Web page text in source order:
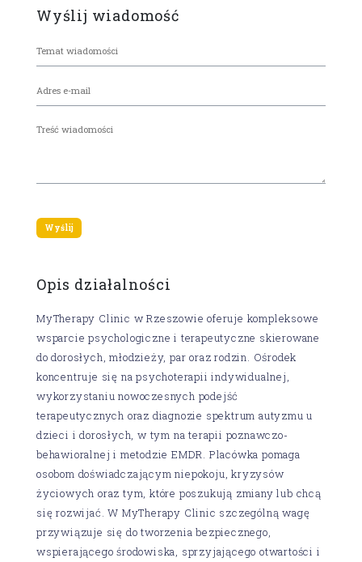
Wyślij wiadomość
Opis działalności
MyTherapy Clinic w Rzeszowie oferuje kompleksowe
wsparcie psychologiczne i terapeutyczne skierowane
do dorosłych, młodzieży, par oraz rodzin. Ośrodek
koncentruje się na psychoterapii indywidualnej,
wykorzystaniu nowoczesnych podejść
terapeutycznych oraz diagnozie spektrum autyzmu u
dzieci i dorosłych, w tym na terapii poznawczo-
behawioralnej i metodzie EMDR. Placówka pomaga
osobom doświadczającym niepokoju, kryzysów
życiowych oraz tym, które poszukują zmiany lub chcą
się rozwijać. W MyTherapy Clinic szczególną wagę
przywiązuje się do tworzenia bezpiecznego,
wspierającego środowiska, sprzyjającego otwartości i